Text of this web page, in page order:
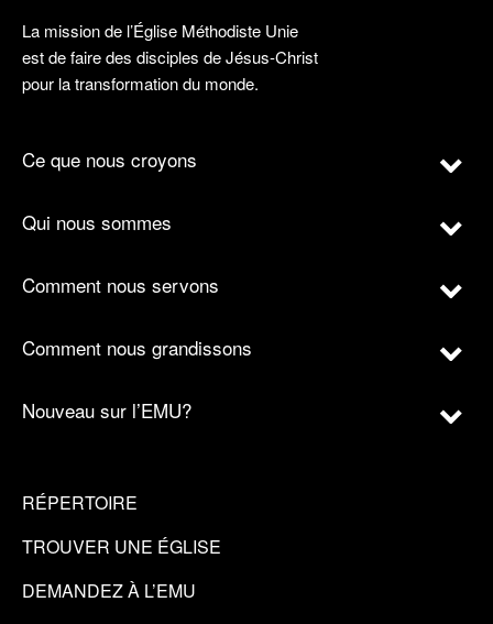
La mission de l’Église Méthodiste Unie
est de faire des disciples de Jésus-Christ
pour la transformation du monde.
Ce que nous croyons
Qui nous sommes
Comment nous servons
Comment nous grandissons
Nouveau sur l’EMU?
RÉPERTOIRE
TROUVER UNE ÉGLISE
DEMANDEZ À L’EMU